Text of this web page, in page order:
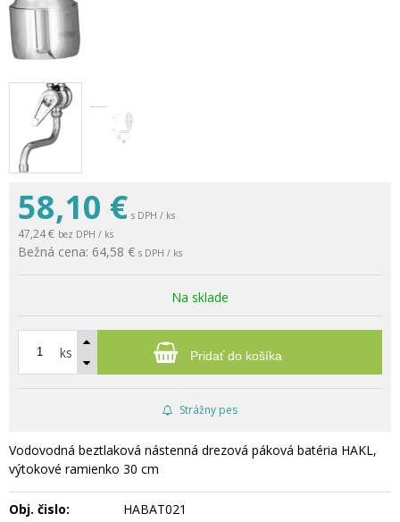
58,10 € s DPH / ks
47,24 € bez DPH / ks
Bežná cena: 64,58 € s DPH / ks
Na sklade
ks Pridať do košíka
Strážny pes
Vodovodná beztlaková nástenná drezová páková batéria HAKL,
výtokové ramienko 30 cm
Obj. čislo:
HABAT021